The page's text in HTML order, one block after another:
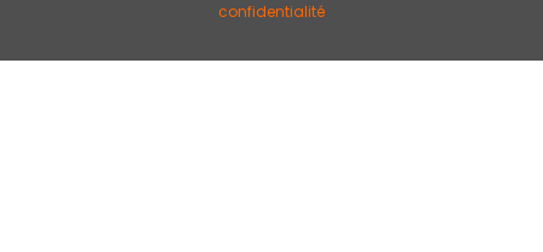
confidentialité